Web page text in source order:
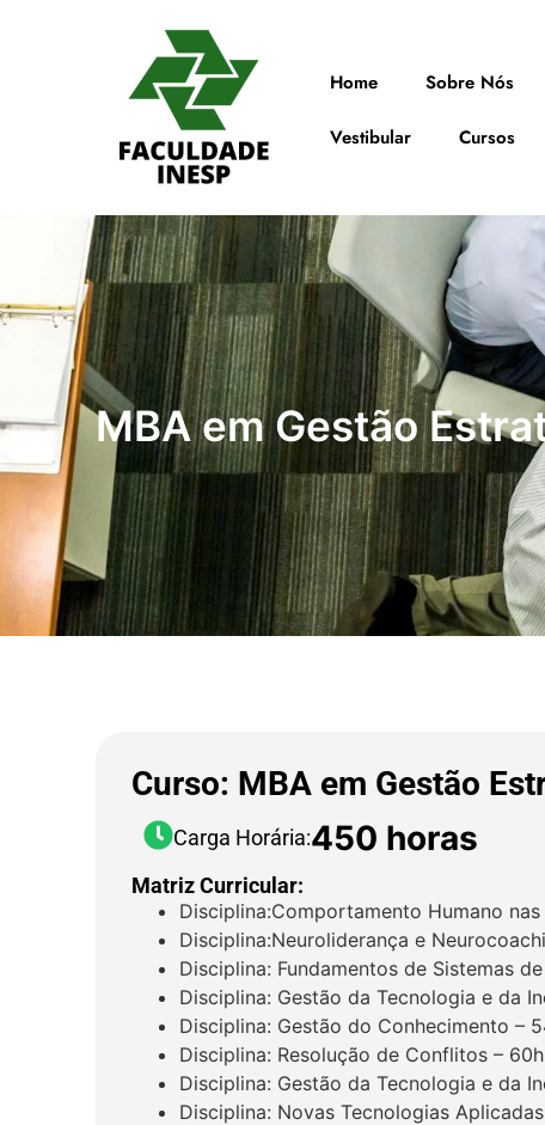
Home Sobre Nós
Vestibular Cursos
MBA em Gestão
Curso: MBA em Gestão
Carga Horária:450 horas
Matriz Curricular:
Disciplina:Comportamento Humano
Disciplina:Neuroliderança e
Disciplina: Fundamentos de Sistemas
Disciplina: Gestão da Tecnologia e da
Disciplina: Gestão do Conhecimento –
Disciplina: Resolução de Conflitos – 60h
Disciplina: Gestão da Tecnologia e da
Disciplina: Novas Tecnologias